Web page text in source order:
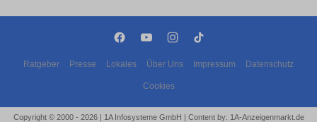
Ratgeber Presse Lokales Über Uns Impressum Datenschutz
Cookies
Copyright © 2000 - 2026 | 1A Infosysteme GmbH | Content by: 1A-Anzeigenmarkt.de